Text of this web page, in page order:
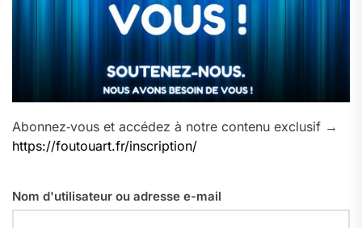
Abonnez‑vous et accédez à notre contenu exclusif →
https://foutouart.fr/inscription/
Nom d'utilisateur ou adresse e-mail